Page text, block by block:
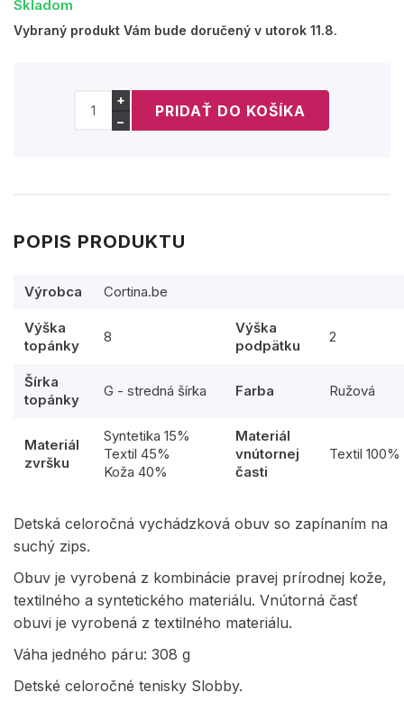
Skladom
Vybraný produkt Vám bude doručený v utorok 11.8.
+
−
POPIS PRODUKTU
Výrobca Cortina.be
Výška
topánky
8
Výška
podpätku
2
Šírka
topánky
G - stredná šírka Farba Ružová
Materiál
zvršku
Syntetika 15%
Textil 45%
Koža 40%
Materiál
vnútornej
časti
Textil 100%
Detská celoročná vychádzková obuv so zapínaním na
suchý zips.
Obuv je vyrobená z kombinácie pravej prírodnej kože,
textilného a syntetického materiálu. Vnútorná časť
obuvi je vyrobená z textilného materiálu.
Váha jedného páru: 308 g
Detské celoročné tenisky Slobby.